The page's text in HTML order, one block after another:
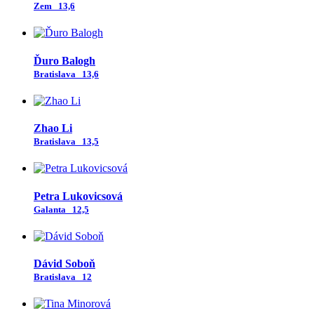
Zem 13,6
Ďuro Balogh
Bratislava 13,6
Zhao Li
Bratislava 13,5
Petra Lukovicsová
Galanta 12,5
Dávid Soboň
Bratislava 12